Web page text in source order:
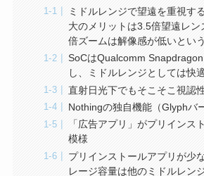
ミドルレンジで望遠を重視す
大のメリットは3.5倍望遠レン
倍ズームは解像感が低いとい
SoCはQualcomm
し、ミドルレンジとしては快
直射日光下でもそこそこ視認
Nothingの独自機能（Glyphバ
「広告アプリ」がプリインス
模様
プリインストールアプリが少
レージ容量は他のミドルレン